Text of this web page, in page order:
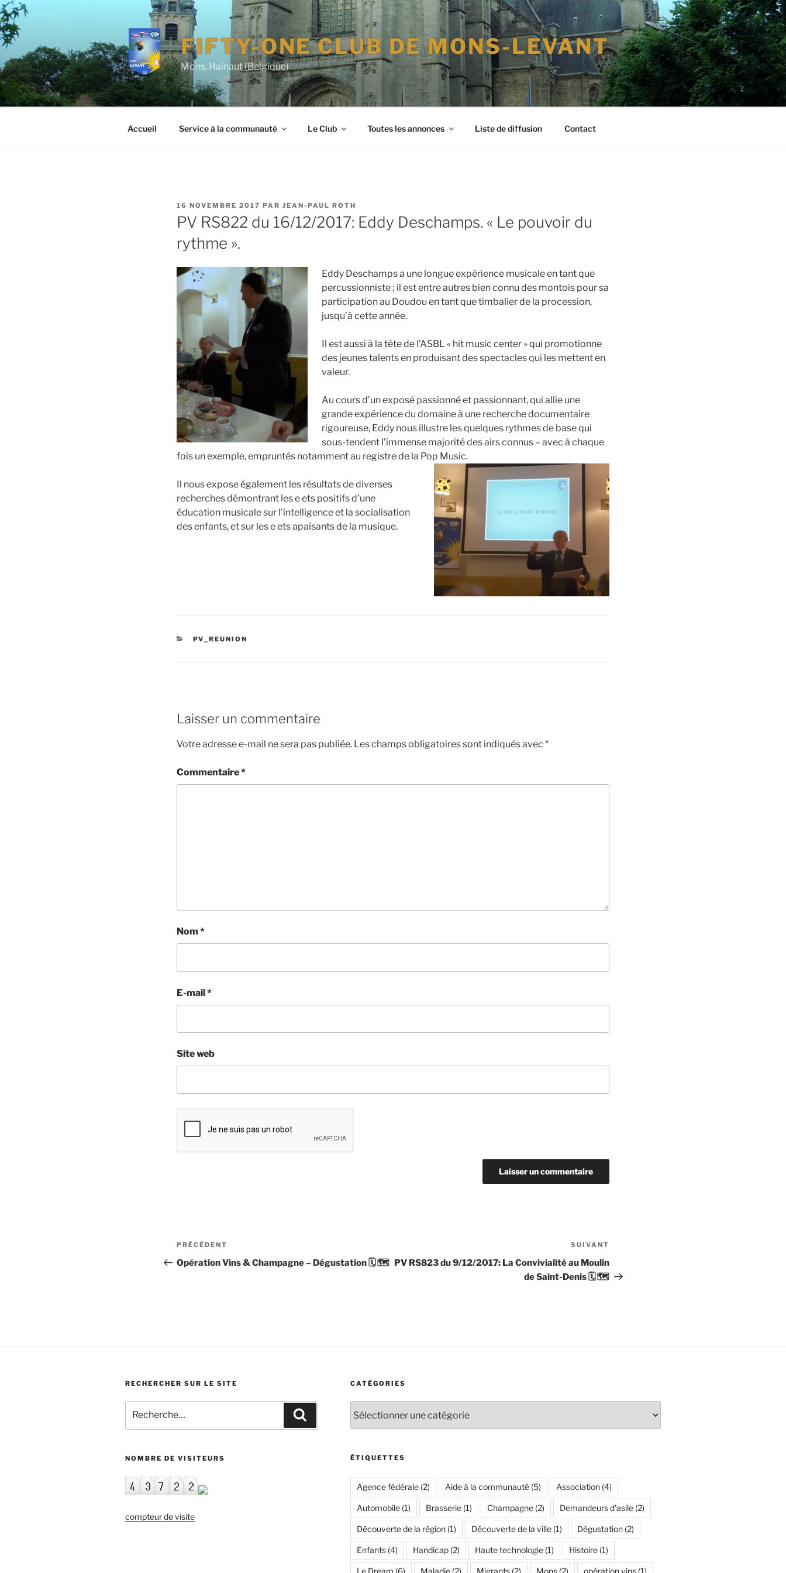
Aller
au
contenu
principal
FIFTY-ONE CLUB DE MONS-LEVANT
Mons, Hainaut (Belgique)
Accueil Service à la communauté Le Club Toutes les annonces Liste de diffusion Contact
PUBLIÉ
LE
16 NOVEMBRE 2017 PAR JEAN-PAUL ROTH
PV RS822 du 16/12/2017: Eddy Deschamps. « Le pouvoir du
rythme ».
Eddy Deschamps a une longue expérience musicale en tant que
percussionniste ; il est entre autres bien connu des montois pour sa
participation au Doudou en tant que timbalier de la procession,
jusqu’à cette année.
Il est aussi à la tête de l’ASBL « hit music center » qui promotionne
des jeunes talents en produisant des spectacles qui les mettent en
valeur.
Au cours d’un exposé passionné et passionnant, qui allie une
grande expérience du domaine à une recherche documentaire
rigoureuse, Eddy nous illustre les quelques rythmes de base qui
sous-tendent l’immense majorité des airs connus – avec à chaque
fois un exemple, empruntés notamment au registre de la Pop Music.
Il nous expose également les résultats de diverses
recherches démontrant les e ets positifs d’une
éducation musicale sur l’intelligence et la socialisation
des enfants, et sur les e ets apaisants de la musique.
CATÉGORIES
PV_REUNION
Laisser un commentaire
Votre adresse e-mail ne sera pas publiée. Les champs obligatoires sont indiqués avec *
Commentaire*
Nom *
E-mail*
Site web
Navigation
de
Article
précédent
PRÉCÉDENT
Opération Vins & Champagne – Dégustation 🗓 🗺
suivant
SUIVANT
PV RS823 du 9/12/2017: La Convivialité au Moulin
de Saint-Denis 🗓 🗺
RECHERCHER SUR LE SITE
pour
:
Recherche
NOMBRE DE VISITEURS
compteur de visite
CATÉGORIES
ÉTIQUETTES
Agence fédérale(2) Aide à la communauté(5) Association(4)
Automobile(1) Brasserie(1) Champagne(2) Demandeurs d'asile(2)
Découverte de la région(1) Découverte de la ville(1) Dégustation(2)
Enfants(4) Handicap(2) Haute technologie(1) Histoire(1)